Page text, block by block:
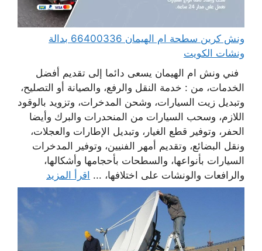
ونش كرين سطحة ام الهيمان 66400336 بدالة
ونشات الكويت
فني ونش ام الهيمان يسعى دائما إلى تقديم أفضل
الخدمات، من : خدمة النقل والرفع، والصيانة أو التصليح،
وتبديل زيت السيارات، وشحن المدخرات، وتزويد بالوقود
اللازم، وسحب السيارات من المنحدرات والبرك وأيضا
الحفر، وتوفير قطع الغيار، وتبديل الإطارات والعجلات،
ونقل البضائع، وتقديم أمهر الفنيين، وتوفير المدخرات
السيارات بأنواعها، والسطحات بأحجامها وأشكالها،
والرافعات والونشات على اختلافها، ... اقرأ المزيد